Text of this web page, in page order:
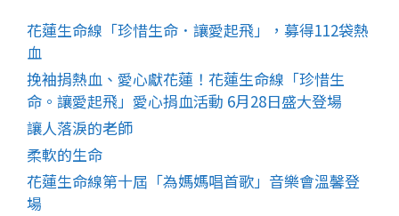
花蓮生命線「珍惜生命．讓愛起飛」，募得112袋熱
血
挽袖捐熱血、愛心獻花蓮！花蓮生命線「珍惜生
命。讓愛起飛」愛心捐血活動 6月28日盛大登場
讓人落淚的老師
柔軟的生命
花蓮生命線第十屆「為媽媽唱首歌」音樂會溫馨登
場